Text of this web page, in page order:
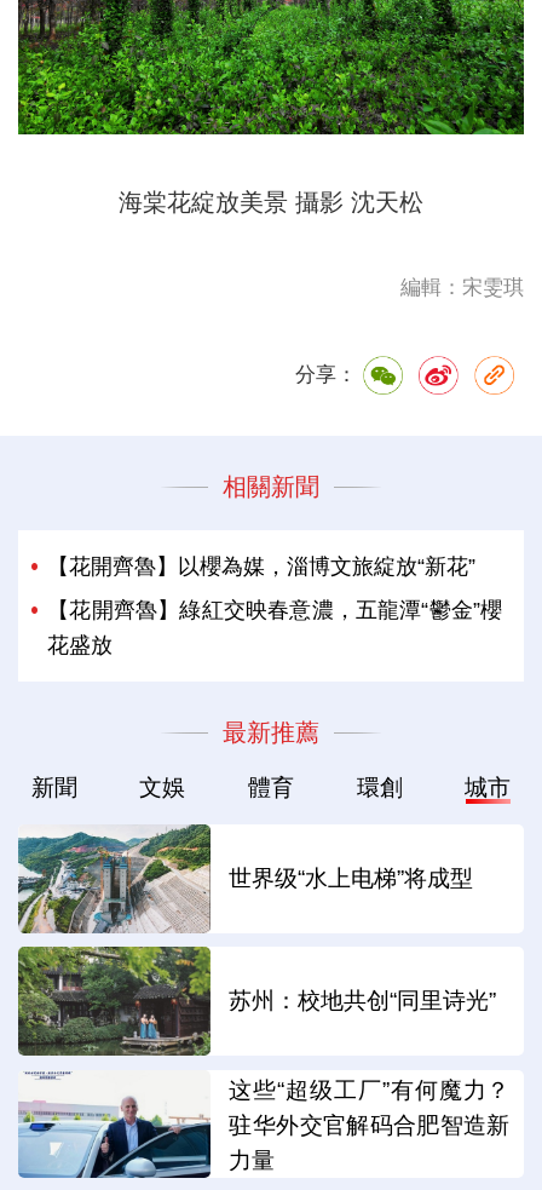
海棠花綻放美景 攝影 沈天松
編輯：宋雯琪
分享：
相關新聞
【花開齊魯】以櫻為媒，淄博文旅綻放“新花”
【花開齊魯】綠紅交映春意濃，五龍潭“鬱金”櫻
花盛放
最新推薦
新聞 文娛 體育 環創 城市
世界级“水上电梯”将成型
苏州：校地共创“同里诗光”
这些“超级工厂”有何魔力？
驻华外交官解码合肥智造新
力量